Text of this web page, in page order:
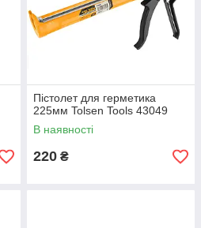
Пістолет для герметика
225мм Tolsen Tools 43049
В наявності
220 ₴